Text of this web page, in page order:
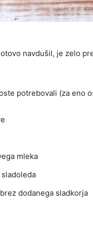
navdušil, je zelo
potrebovali (za eno
mleka
dodanega sladkorja